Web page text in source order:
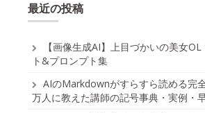
最近の投稿
【画像生成AI】上目づかいの美女
ト&プロンプト集
AIのMarkdownがすらすら読める完
万人に教えた講師の記号事典・実例・